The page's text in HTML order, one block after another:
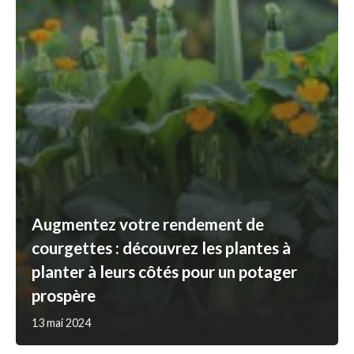
Augmentez votre rendement de
courgettes : découvrez les plantes à
planter à leurs côtés pour un potager
prospère
13 mai 2024